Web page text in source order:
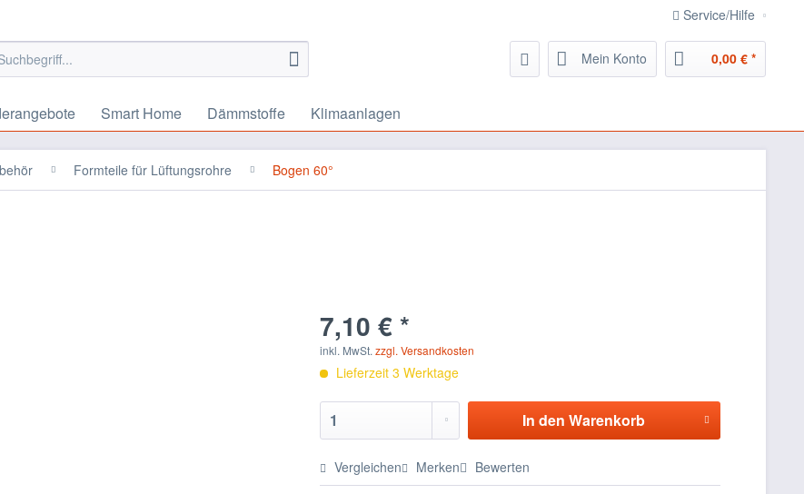
Service/Hilfe
Mein Konto 0,00 € *
Smart Home Dämmstoffe Klimaanlagen
Formteile für Lüftungsrohre Bogen 60°
7,10 € *
inkl. MwSt.zzgl. Versandkosten
Lieferzeit 3 Werktage
In den Warenkorb
Vergleichen Merken Bewerten